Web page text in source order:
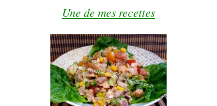
Une de mes recettes